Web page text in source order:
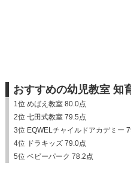
おすすめの幼児教室 知
1位 めばえ教室 80.0点
2位 七田式教室 79.5点
3位 EQWELチャイルドアカデミー
4位 ドラキッズ 79.0点
5位 ベビーパーク 78.2点